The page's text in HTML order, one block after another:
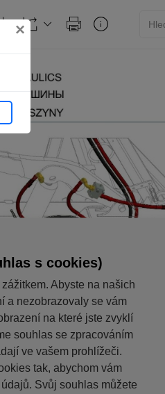
×
s cookies)
Abyste na našich
a nezobrazovaly se vám
na které jste zvyklí
souhlas se zpracováním
ve vašem prohlížeči.
tak, abychom vám
Svůj souhlas můžete